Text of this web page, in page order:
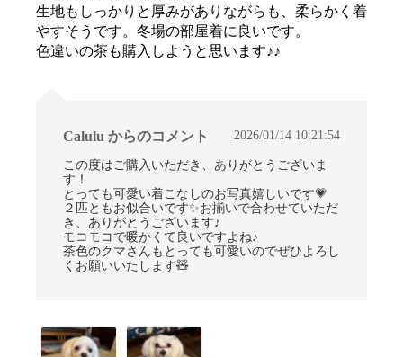
お買い物を続ける
生地もしっかりと厚みがありながらも、柔らかく着
やすそうです。冬場の部屋着に良いです。
色違いの茶も購入しようと思います♪♪
Calulu からのコメント 2026/01/14 10:21:54
この度はご購入いただき、ありがとうございま
す！
とっても可愛い着こなしのお写真嬉しいです💗
２匹ともお似合いです✨お揃いで合わせていただ
き、ありがとうございます♪
モコモコで暖かくて良いですよね♪
茶色のクマさんもとっても可愛いのでぜひよろし
くお願いいたします🧸